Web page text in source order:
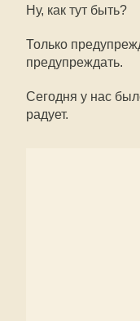
Ну, как тут быть?
Только
предупреждать.
Сегодня у нас
радует.